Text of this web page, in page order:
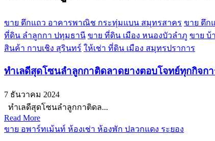
ขาย ตึกแถว อาคารพาณิช กระทุ่มแบน สมุทรสาคร ขาย ตึก
ที่ดิน ลำลูกกา ปทุมธานี ขาย ที่ดิน เมือง หนองบัวลำภู ขาย บ้
สินค้า กาบเชิง สุรินทร์ ให้เช่า ที่ดิน เมือง สมุทรปราการ
ทำเลดีสุดโซนลำลูกกาติดลาดยางตอบโจทย์ทุกกิจก
7 ธันวาคม 2024
ทำเลดีสุดโซนลำลูกกาติดล...
Read More
ขาย อพาร์ทเม้นท์ ห้องเช่า ห้องพัก ปลวกแดง ระยอง